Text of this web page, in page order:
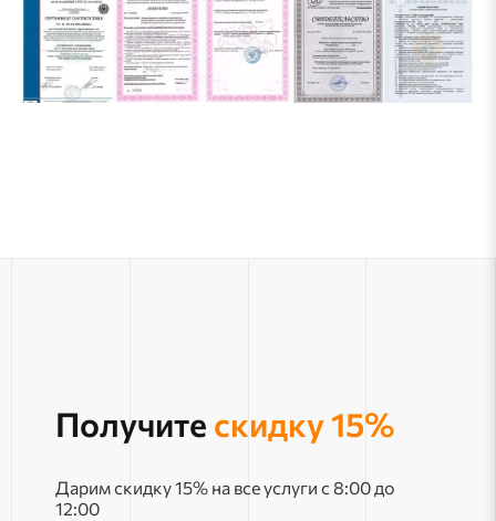
Получите скидку 15%
Дарим скидку 15% на все услуги с 8:00 до
12:00